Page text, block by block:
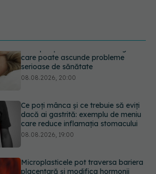
Ce poți mânca și ce trebuie să eviți
dacă ai gastrită: exemplu de meniu
care reduce inflamația stomacului
Microplasticele pot traversa bariera
placentară și modifica hormonii